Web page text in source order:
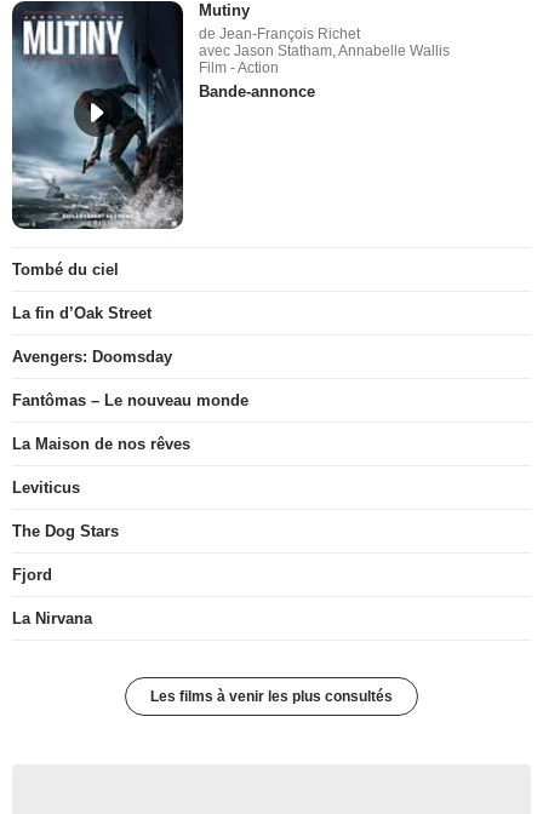
Mutiny
de Jean-François Richet
avec Jason Statham, Annabelle Wallis
Film - Action
Bande-annonce
Tombé du ciel
La fin d’Oak Street
Avengers: Doomsday
Fantômas – Le nouveau monde
La Maison de nos rêves
Leviticus
The Dog Stars
Fjord
La Nirvana
Les films à venir les plus consultés